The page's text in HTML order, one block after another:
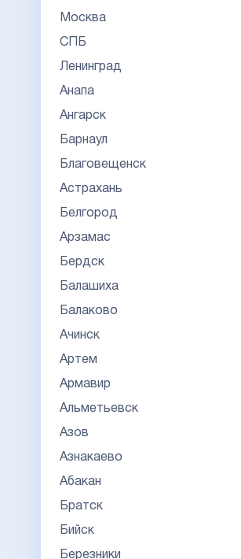
Москва
СПБ
Ленинград
Анапа
Ангарск
Барнаул
Благовещенск
Астрахань
Белгород
Арзамас
Бердск
Балашиха
Балаково
Ачинск
Артем
Армавир
Альметьевск
Азов
Азнакаево
Абакан
Братск
Бийск
Березники